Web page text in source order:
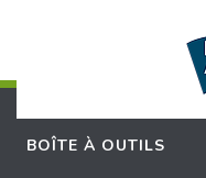
BOÎTE À OUTILS